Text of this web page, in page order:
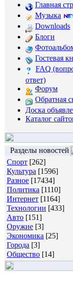
Главная
Музыка
Downloads
Блоги
Гостевая
FAQ
ответ)
Форум
Обратная
Доска
Каталог
Разделы новостей
Спорт [262]
Культура [1596]
Разное [17434]
Политика [1110]
Интернет [1164]
Технологии [433]
Авто [151]
Оружие [3]
Экономика [25]
Города [3]
Общество [14]